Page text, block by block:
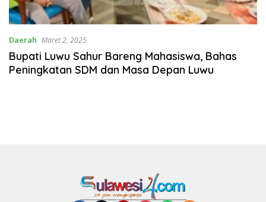
Daerah Maret 2, 2025
Bupati Luwu Sahur Bareng Mahasiswa, Bahas
Peningkatan SDM dan Masa Depan Luwu